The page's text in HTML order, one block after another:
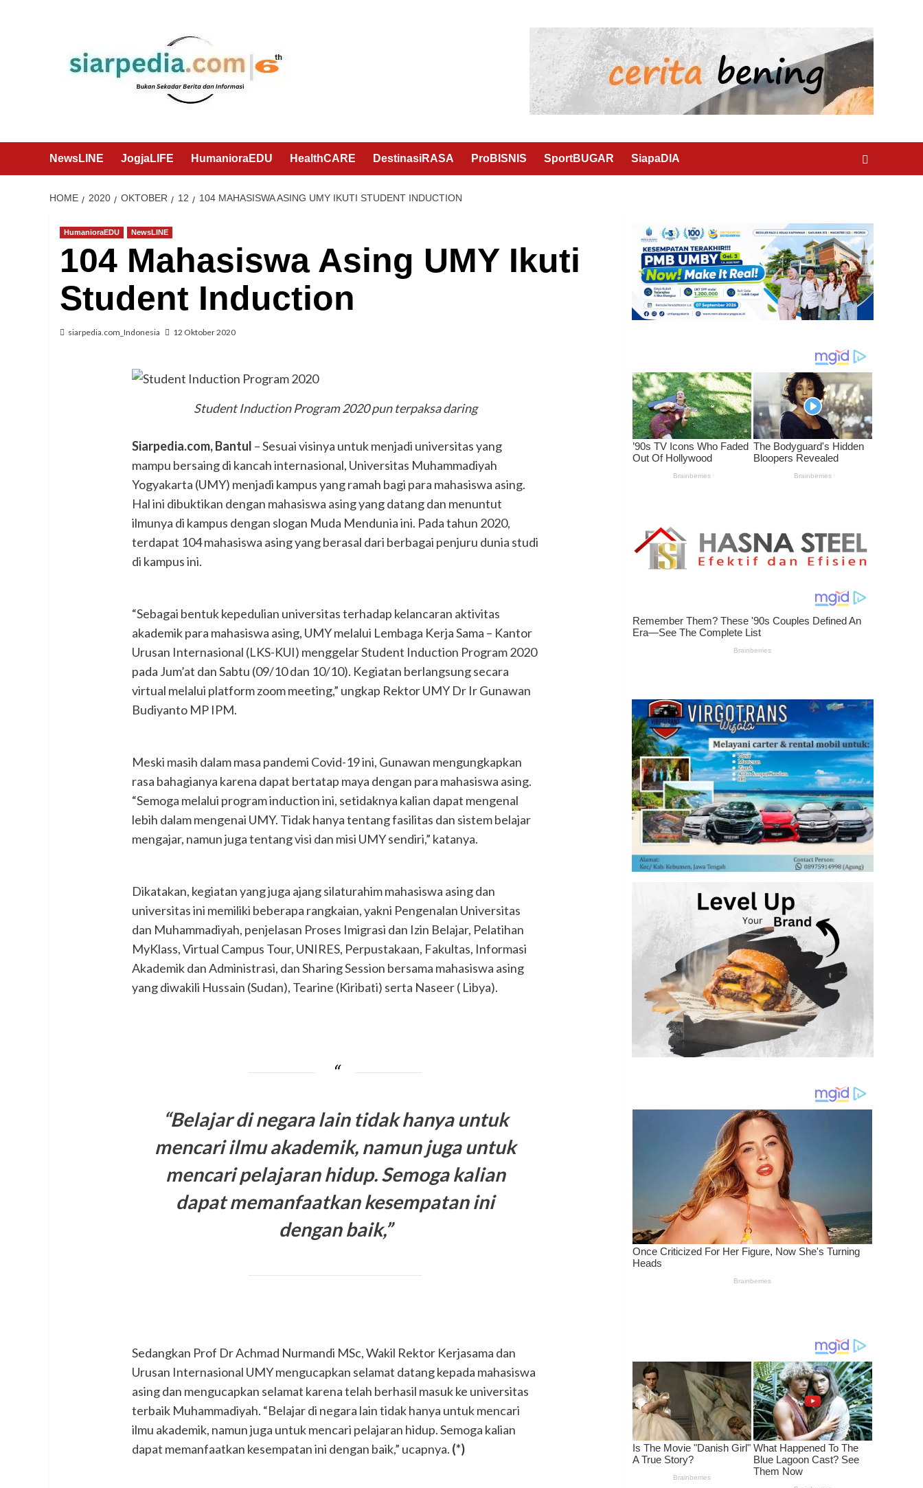
NewsLINE JogjaLIFE HumanioraEDU HealthCARE DestinasiRASA ProBISNIS SportBUGAR SiapaDIA
HOME 2020 OKTOBER 12 104 MAHASISWA ASING UMY IKUTI STUDENT INDUCTION
HumanioraEDU NewsLINE
104 Mahasiswa Asing UMY Ikuti
Student Induction
siarpedia.com_Indonesia 12 Oktober 2020
Student Induction Program 2020 pun terpaksa daring
Siarpedia.com, Bantul – Sesuai visinya untuk menjadi universitas yang
mampu bersaing di kancah internasional, Universitas Muhammadiyah
Yogyakarta (UMY) menjadi kampus yang ramah bagi para mahasiswa asing.
Hal ini dibuktikan dengan mahasiswa asing yang datang dan menuntut
ilmunya di kampus dengan slogan Muda Mendunia ini. Pada tahun 2020,
terdapat 104 mahasiswa asing yang berasal dari berbagai penjuru dunia studi
di kampus ini.
“Sebagai bentuk kepedulian universitas terhadap kelancaran aktivitas
akademik para mahasiswa asing, UMY melalui Lembaga Kerja Sama – Kantor
Urusan Internasional (LKS-KUI) menggelar Student Induction Program 2020
pada Jum’at dan Sabtu (09/10 dan 10/10). Kegiatan berlangsung secara
virtual melalui platform zoom meeting,” ungkap Rektor UMY Dr Ir Gunawan
Budiyanto MP IPM.
Meski masih dalam masa pandemi Covid-19 ini, Gunawan mengungkapkan
rasa bahagianya karena dapat bertatap maya dengan para mahasiswa asing.
“Semoga melalui program induction ini, setidaknya kalian dapat mengenal
lebih dalam mengenai UMY. Tidak hanya tentang fasilitas dan sistem belajar
mengajar, namun juga tentang visi dan misi UMY sendiri,” katanya.
Dikatakan, kegiatan yang juga ajang silaturahim mahasiswa asing dan
universitas ini memiliki beberapa rangkaian, yakni Pengenalan Universitas
dan Muhammadiyah, penjelasan Proses Imigrasi dan Izin Belajar, Pelatihan
MyKlass, Virtual Campus Tour, UNIRES, Perpustakaan, Fakultas, Informasi
Akademik dan Administrasi, dan Sharing Session bersama mahasiswa asing
yang diwakili Hussain (Sudan), Tearine (Kiribati) serta Naseer ( Libya).
“Belajar di negara lain tidak hanya untuk
mencari ilmu akademik, namun juga untuk
mencari pelajaran hidup. Semoga kalian
dapat memanfaatkan kesempatan ini
dengan baik,”
Sedangkan Prof Dr Achmad Nurmandi MSc, Wakil Rektor Kerjasama dan
Urusan Internasional UMY mengucapkan selamat datang kepada mahasiswa
asing dan mengucapkan selamat karena telah berhasil masuk ke universitas
terbaik Muhammadiyah. “Belajar di negara lain tidak hanya untuk mencari
ilmu akademik, namun juga untuk mencari pelajaran hidup. Semoga kalian
dapat memanfaatkan kesempatan ini dengan baik,” ucapnya. (*)